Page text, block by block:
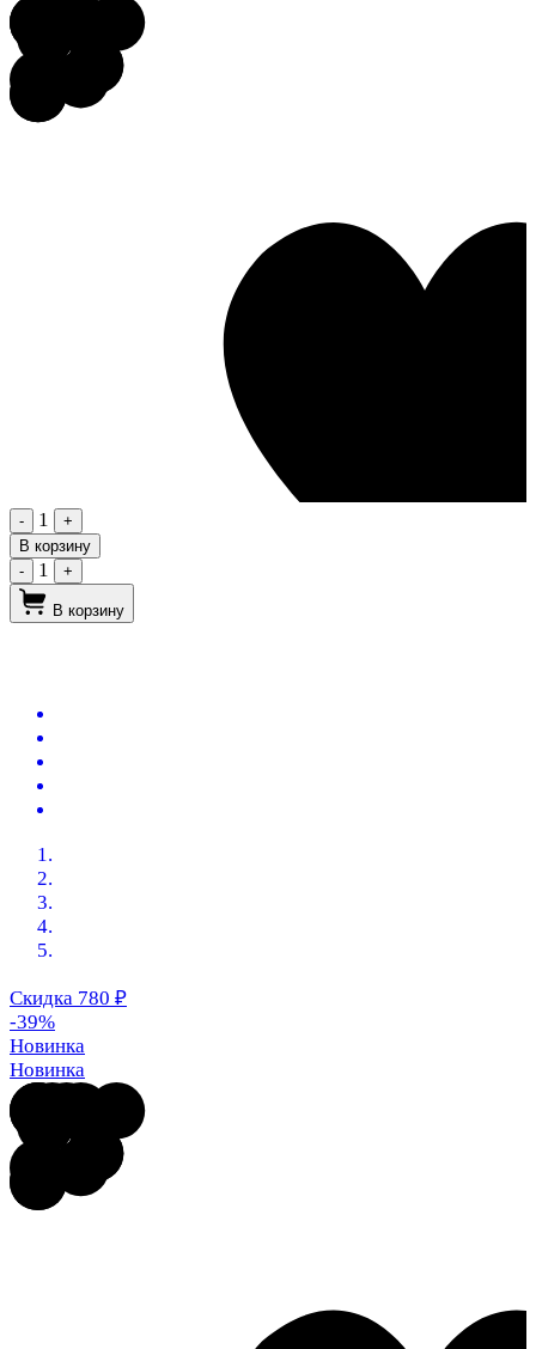
- 1
+
В корзину
-
1 +
В корзину
Скидка 780 ₽
-39%
Новинка
Новинка